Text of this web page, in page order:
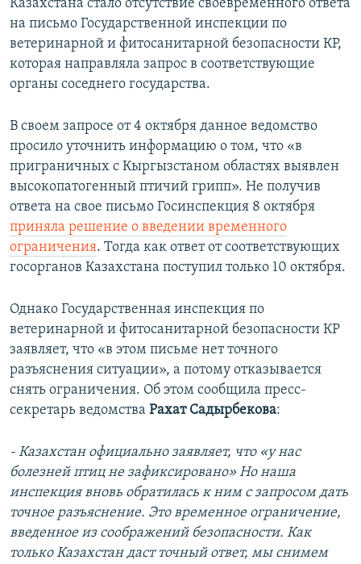
Казахстана стало отсутствие своевременного ответа
на письмо Государственной инспекции по
ветеринарной и фитосанитарной безопасности КР,
которая направляла запрос в соответствующие
органы соседнего государства.
В своем запросе от 4 октября данное ведомство
просило уточнить информацию о том, что «в
приграничных с Кыргызстаном областях выявлен
высокопатогенный птичий грипп». Не получив
ответа на свое письмо Госинспекция 8 октября
приняла решение о введении временного
ограничения. Тогда как ответ от соответствующих
госорганов Казахстана поступил только 10 октября.
Однако Государственная инспекция по
ветеринарной и фитосанитарной безопасности КР
заявляет, что «в этом письме нет точного
разъяснения ситуации», а потому отказывается
снять ограничения. Об этом сообщила пресс-
секретарь ведомства Рахат Садырбекова:
- Казахстан официально заявляет, что «у нас
болезней птиц не зафиксировано» Но наша
инспекция вновь обратилась к ним с запросом дать
точное разъяснение. Это временное ограничение,
введенное из соображений безопасности. Как
только Казахстан даст точный ответ, мы снимем